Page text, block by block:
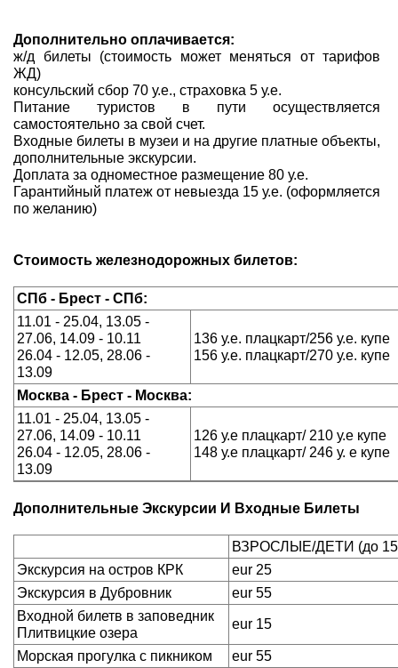
Дополнительно оплачивается:
ж/д билеты (стоимость может меняться от тарифов
ЖД)
консульский сбор 70 у.е., страховка 5 у.е.
Питание туристов в пути осуществляется
самостоятельно за свой счет.
Входные билеты в музеи и на другие платные объекты,
дополнительные экскурсии.
Доплата за одноместное размещение 80 у.е.
Гарантийный платеж от невыезда 15 у.е. (оформляется
по желанию)
Стоимость железнодорожных билетов:
СПб - Брест - СПб:
11.01 - 25.04, 13.05 -
27.06, 14.09 - 10.11
26.04 - 12.05, 28.06 -
13.09
136 у.е. плацкарт/256 у.е. купе
156 у.е. плацкарт/270 у.е. купе
Москва - Брест - Москва:
11.01 - 25.04, 13.05 -
27.06, 14.09 - 10.11
26.04 - 12.05, 28.06 -
13.09
126 у.е плацкарт/ 210 у.е купе
148 у.е плацкарт/ 246 у. е купе
Дополнительные Экскурсии И Входные Билеты
ВЗРОСЛЫЕ/ДЕТИ (до 15
Экскурсия на остров КРК
eur 25
Экскурсия в Дубровник
eur 55
Входной билетв в заповедник
Плитвицкие озера
eur 15
Морская прогулка с пикником еur 55